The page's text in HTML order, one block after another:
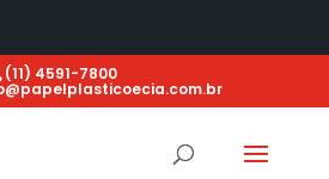
(11) 4591-7800